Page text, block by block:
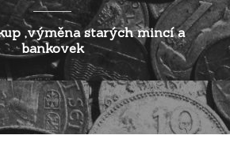
,výměna starých mincí a
bankovek